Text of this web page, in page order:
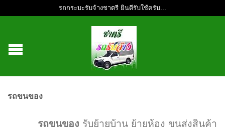
รถกระบะรับจ้างชาตรี ยินดีรับใช้ครับ...
รถขนของ
รถขนของ รับย้ายบ้าน ย้ายห้อง ขนส่งสินค้า